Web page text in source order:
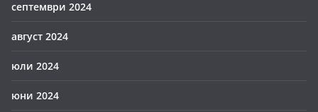
септември 2024
август 2024
юли 2024
юни 2024